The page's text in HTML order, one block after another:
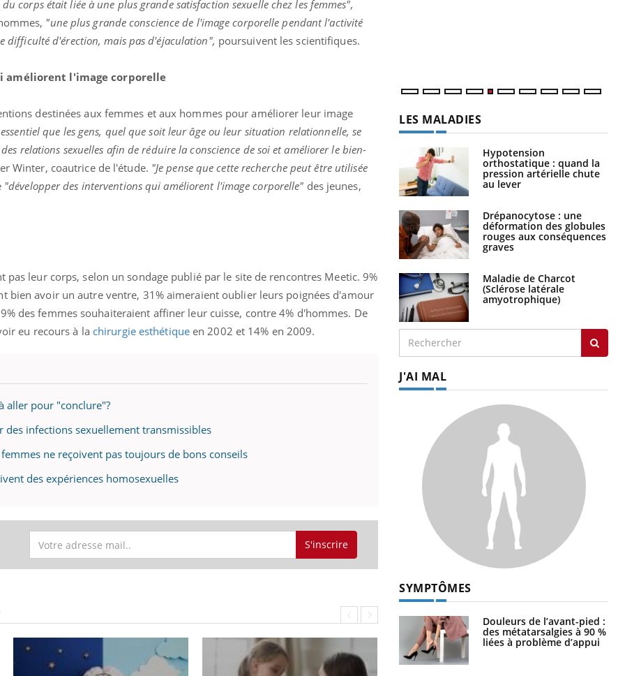
corps était liée à une plus grande satisfaction sexuelle chez les femmes",
"une plus grande conscience de l'image corporelle pendant l'activité
difficulté d'érection, mais pas d'éjaculation", poursuivent les scientifiques.
améliorent l'image corporelle
destinées aux femmes et aux hommes pour améliorer leur image
que les gens, quel que soit leur âge ou leur situation relationnelle, se
relations sexuelles afin de réduire la conscience de soi et améliorer le bien-
Winter, coautrice de l'étude. "Je pense que cette recherche peut être utilisée
"développer des interventions qui améliorent l'image corporelle" des jeunes,
pas leur corps, selon un sondage publié par le site de rencontres Meetic. 9%
bien avoir un autre ventre, 31% aimeraient oublier leurs poignées d'amour
des femmes souhaiteraient affiner leur cuisse, contre 4% d'hommes. De
eu recours à la chirurgie esthétiqueen 2002 et 14% en 2009.
aller pour "conclure"?
des infections sexuellement transmissibles
femmes ne reçoivent pas toujours de bons conseils
des expériences homosexuelles
S'inscrire
LES MALADIES
Hypotension
orthostatique : quand la
pression artérielle chute
au lever
Drépanocytose : une
déformation des globules
rouges aux conséquences
graves
Maladie de Charcot
(Sclérose latérale
amyotrophique)
J'AI MAL
SYMPTÔMES
Douleurs de l’avant-pied :
des métatarsalgies à 90 %
liées à problème d’appui